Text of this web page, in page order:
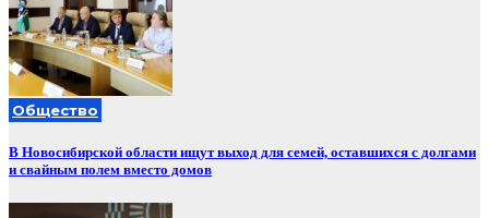
Общество
В Новосибирской области ищут выход для семей, оставшихся с долгами
и свайным полем вместо домов